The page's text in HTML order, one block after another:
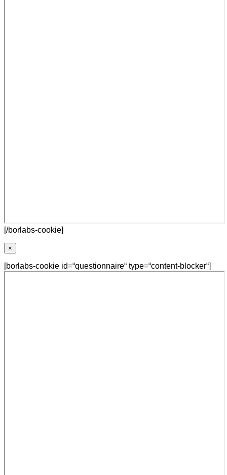
[/borlabs-cookie]
×
[borlabs-cookie id=“questionnaire“ type=“content-blocker“]